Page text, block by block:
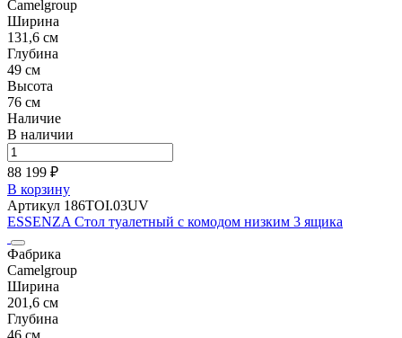
Camelgroup
Ширина
131,6 см
Глубина
49 см
Высота
76 см
Наличие
В наличии
88 199 ₽
В корзину
Артикул 186TOI.03UV
ESSENZA Стол туалетный с комодом низким 3 ящика
Фабрика
Camelgroup
Ширина
201,6 см
Глубина
46 см